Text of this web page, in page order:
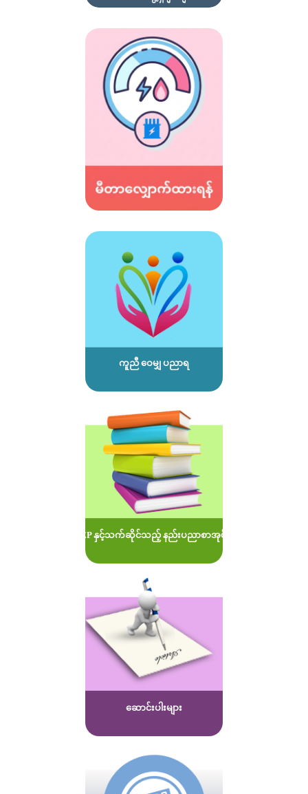
ကူညီ ဝေမျှ ပညာရ
MOEP နှင့်သက်ဆိုင်သည့် နည်းပညာစာအုပ်များ
ဆောင်းပါးများ